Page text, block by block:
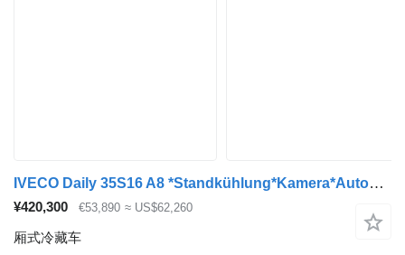
IVECO Daily 35S16 A8 *Standkühlung*Kamera*Automatik*
¥420,300 €53,890 ≈ US$62,260
厢式冷藏车